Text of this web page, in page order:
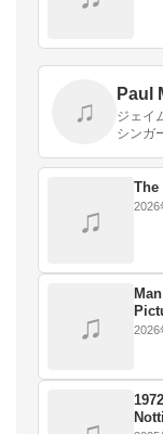
♫
Paul
ジェイ
シンガ
が、父
こと
♫
The
2026
♫ 2026